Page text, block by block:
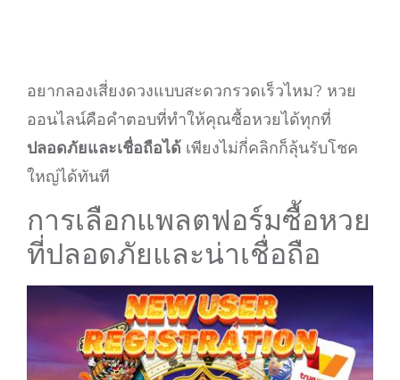
อยากลองเสี่ยงดวงแบบสะดวกรวดเร็วไหม? หวย
ออนไลน์คือคำตอบที่ทำให้คุณซื้อหวยได้ทุกที่
ปลอดภัยและเชื่อถือได้ เพียงไม่กี่คลิกก็ลุ้นรับโชค
ใหญ่ได้ทันที
การเลือกแพลตฟอร์มซื้อหวย
ที่ปลอดภัยและน่าเชื่อถือ